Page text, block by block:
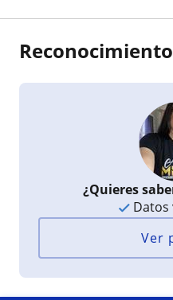
¿Quieres
Datos
Ver